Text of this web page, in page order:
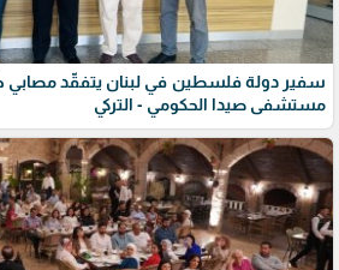
سفير دولة فلسطين في لبنان يتفقّد مصابي
مستشفى صيدا الحكومي - التركي